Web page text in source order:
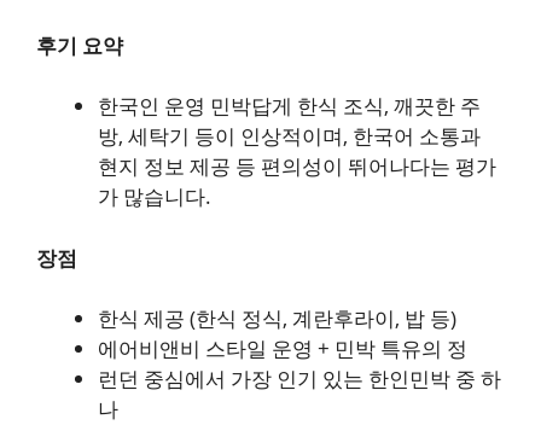
후기 요약
한국인 운영 민박답게 한식 조식, 깨끗한 주
방, 세탁기 등이 인상적이며, 한국어 소통과
현지 정보 제공 등 편의성이 뛰어나다는 평가
가 많습니다.
장점
한식 제공 (한식 정식, 계란후라이, 밥 등)
에어비앤비 스타일 운영 + 민박 특유의 정
런던 중심에서 가장 인기 있는 한인민박 중 하
나